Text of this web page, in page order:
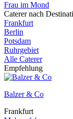
Frau im Mond
Caterer nach
Frankfurt
Berlin
Potsdam
Ruhrgebiet
Alle Caterer
Empfehlung
Balzer & Co
Frankfurt